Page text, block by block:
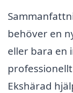
behöver en
eller bara en
Ekshärad